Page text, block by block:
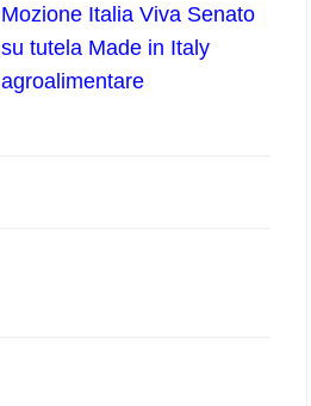
Mozione Italia Viva Senato
su tutela Made in Italy
agroalimentare